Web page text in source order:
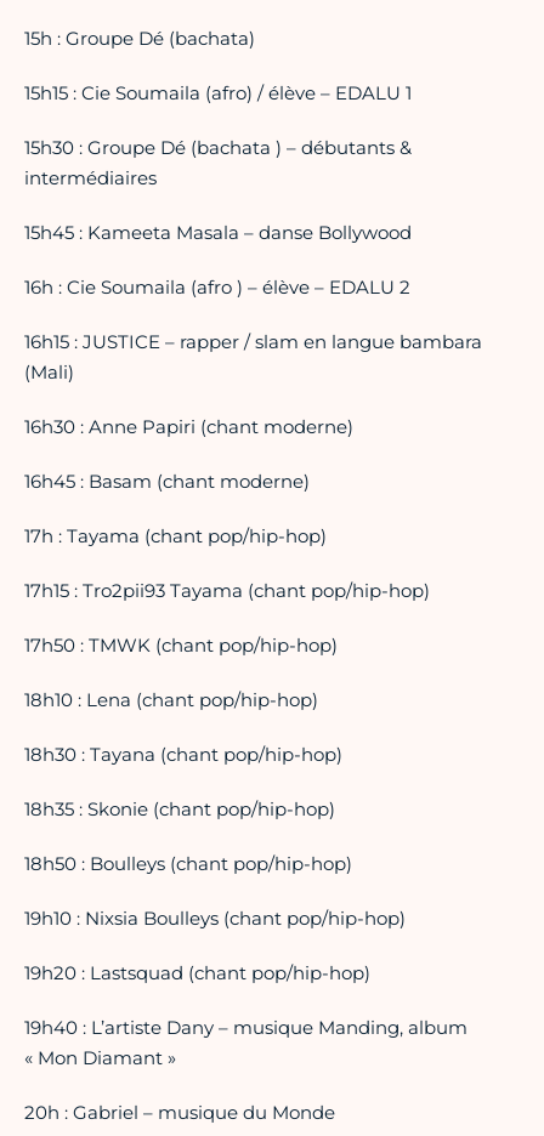
15h : Groupe Dé (bachata)
15h15 : Cie Soumaila (afro) / élève – EDALU 1
15h30 : Groupe Dé (bachata ) – débutants &
intermédiaires
15h45 : Kameeta Masala – danse Bollywood
16h : Cie Soumaila (afro ) – élève – EDALU 2
16h15 : JUSTICE – rapper / slam en langue bambara
(Mali)
16h30 : Anne Papiri (chant moderne)
16h45 : Basam (chant moderne)
17h : Tayama (chant pop/hip-hop)
17h15 : Tro2pii93 Tayama (chant pop/hip-hop)
17h50 : TMWK (chant pop/hip-hop)
18h10 : Lena (chant pop/hip-hop)
18h30 : Tayana (chant pop/hip-hop)
18h35 : Skonie (chant pop/hip-hop)
18h50 : Boulleys (chant pop/hip-hop)
19h10 : Nixsia Boulleys (chant pop/hip-hop)
19h20 : Lastsquad (chant pop/hip-hop)
19h40 : L’artiste Dany – musique Manding, album
« Mon Diamant »
20h : Gabriel – musique du Monde